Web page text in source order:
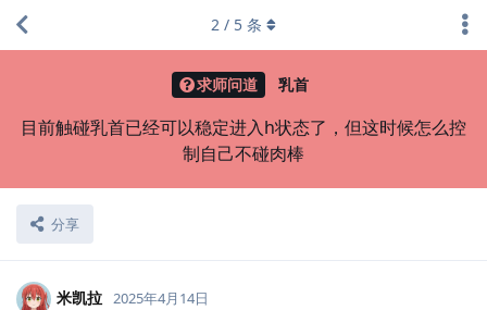
求师问道 乳首
目前触碰乳首已经可以稳定进入h状态了，但这时候怎么控
制自己不碰肉棒
分享
2 / 5 条
米凯拉 2025年4月14日